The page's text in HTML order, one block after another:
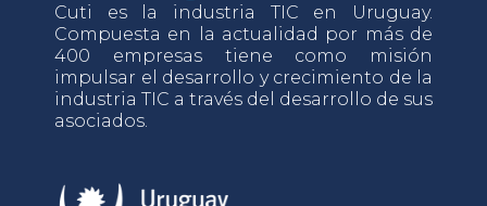
Cuti es la industria TIC en Uruguay.
Compuesta en la actualidad por más de
400 empresas tiene como misión
impulsar el desarrollo y crecimiento de la
industria TIC a través del desarrollo de sus
asociados.